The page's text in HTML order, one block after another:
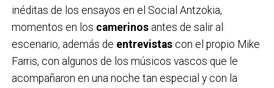
inéditas de los ensayos en el Social Antzokia,
momentos en los camerinosantes de salir al
escenario, además de entrevistascon el propio Mike
Farris, con algunos de los músicos vascos que le
acompañaron en una noche tan especial y con la